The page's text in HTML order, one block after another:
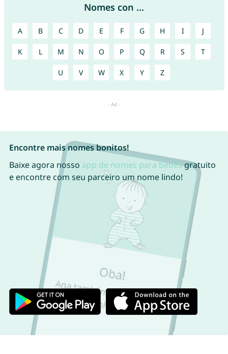
Nomes con ...
A B C D E F G H I J
K L M N O P Q R S T
U V W X Y Z
Encontre mais nomes bonitos!
Baixe agora nosso app de nomes para bebêsgratuito
e encontre com seu parceiro um nome lindo!